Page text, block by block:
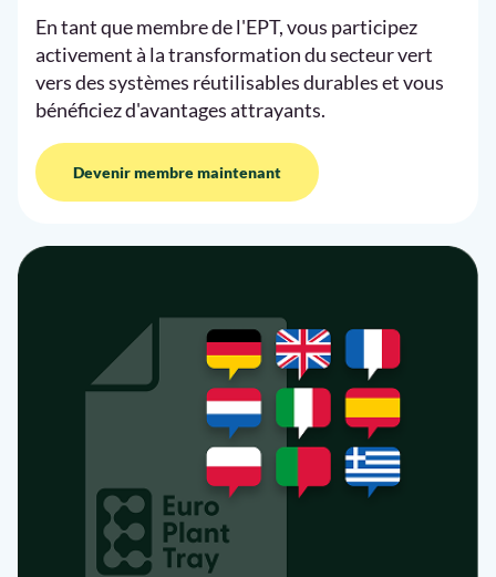
En tant que membre de l'EPT, vous participez
activement à la transformation du secteur vert
vers des systèmes réutilisables durables et vous
bénéficiez d'avantages attrayants.
Devenir membre maintenant